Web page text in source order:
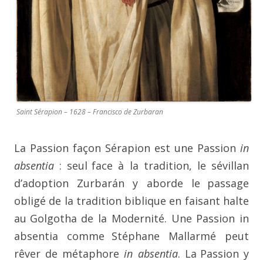
Saint Sérapion – 1628 – Francisco de Zurbaran
La Passion façon Sérapion est une Passion in
absentia : seul face à la tradition, le sévillan
d’adoption Zurbarán y aborde le
passage
obligé de la tradition biblique en faisant halte
au Golgotha de la Modernité. Une Passion in
absentia comme Stéphane Mallarmé peut
rêver de métaphorein absentia. La Passion y